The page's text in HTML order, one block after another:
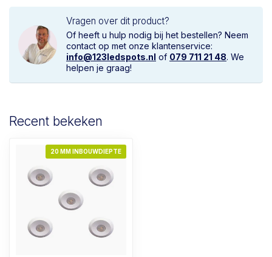
Vragen over dit product?
Of heeft u hulp nodig bij het bestellen? Neem
contact op met onze klantenservice:
info@123ledspots.nl of 079 711 21 48. We
helpen je graag!
Recent bekeken
20 MM INBOUWDIEPTE